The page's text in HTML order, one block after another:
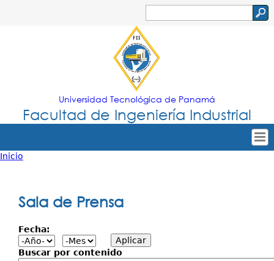
Jump to navigation
de
búsqueda
Universidad Tecnológica de Panamá
Facultad de Ingeniería Industrial
Tropical
Principal
Oferta Académica
Departamentos
está
Inicio
Sala de Prensa
Fecha:
Buscar por contenido